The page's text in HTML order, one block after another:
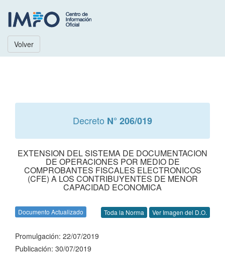
Volver
Decreto N° 206/019
EXTENSION DEL SISTEMA DE DOCUMENTACION
DE OPERACIONES POR MEDIO DE
COMPROBANTES FISCALES ELECTRONICOS
(CFE) A LOS CONTRIBUYENTES DE MENOR
CAPACIDAD ECONOMICA
Documento Actualizado Toda la Norma Ver Imagen del D.O.
Promulgación: 22/07/2019
Publicación: 30/07/2019